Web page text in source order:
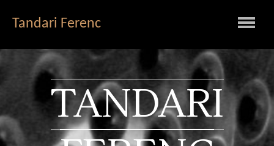
Tandari Ferenc
TANDARI